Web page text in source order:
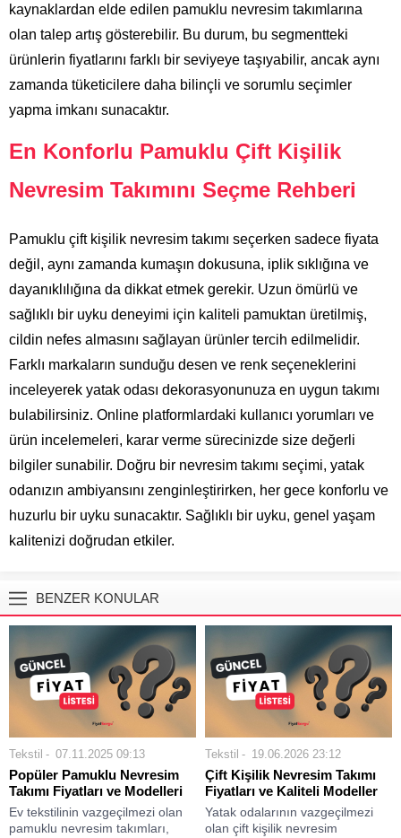
kaynaklardan elde edilen pamuklu nevresim takımlarına
olan talep artış gösterebilir. Bu durum, bu segmentteki
ürünlerin fiyatlarını farklı bir seviyeye taşıyabilir, ancak aynı
zamanda tüketicilere daha bilinçli ve sorumlu seçimler
yapma imkanı sunacaktır.
En Konforlu Pamuklu Çift Kişilik
Nevresim Takımını Seçme Rehberi
Pamuklu çift kişilik nevresim takımı seçerken sadece fiyata
değil, aynı zamanda kumaşın dokusuna, iplik sıklığına ve
dayanıklılığına da dikkat etmek gerekir. Uzun ömürlü ve
sağlıklı bir uyku deneyimi için kaliteli pamuktan üretilmiş,
cildin nefes almasını sağlayan ürünler tercih edilmelidir.
Farklı markaların sunduğu desen ve renk seçeneklerini
inceleyerek yatak odası dekorasyonunuza en uygun takımı
bulabilirsiniz. Online platformlardaki kullanıcı yorumları ve
ürün incelemeleri, karar verme sürecinizde size değerli
bilgiler sunabilir. Doğru bir nevresim takımı seçimi, yatak
odanızın ambiyansını zenginleştirirken, her gece konforlu ve
huzurlu bir uyku sunacaktır. Sağlıklı bir uyku, genel yaşam
kalitenizi doğrudan etkiler.
BENZER KONULAR
Tekstil 07.11.2025 09:13
Popüler Pamuklu Nevresim
Takımı Fiyatları ve Modelleri
Ev tekstilinin vazgeçilmezi olan
pamuklu nevresim takımları,
Tekstil 19.06.2026 23:12
Çift Kişilik Nevresim Takımı
Fiyatları ve Kaliteli Modeller
Yatak odalarının vazgeçilmezi
olan çift kişilik nevresim